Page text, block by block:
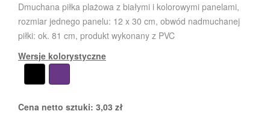
Dmuchana piłka plażowa z białymi i kolorowymi panelami,
rozmiar jednego panelu: 12 x 30 cm, obwód nadmuchanej
piłki: ok. 81 cm, produkt wykonany z PVC
Wersje kolorystyczne
Cena netto sztuki: 3,03 zł